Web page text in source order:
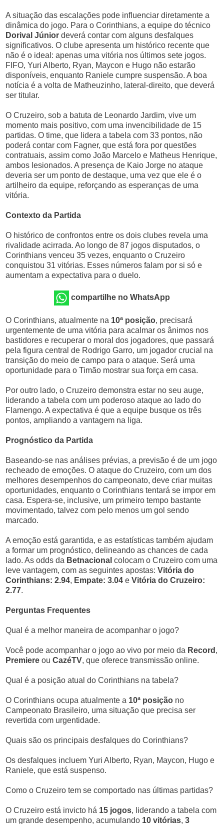
A situação das escalações pode influenciar diretamente a
dinâmica do jogo. Para o Corinthians, a equipe do técnico
Dorival Júnior deverá contar com alguns desfalques
significativos. O clube apresenta um histórico recente que
não é o ideal: apenas uma vitória nos últimos sete jogos.
FIFO, Yuri Alberto, Ryan, Maycon e Hugo não estarão
disponíveis, enquanto Raniele cumpre suspensão. A boa
notícia é a volta de Matheuzinho, lateral-direito, que deverá
ser titular.
O Cruzeiro, sob a batuta de Leonardo Jardim, vive um
momento mais positivo, com uma invencibilidade de 15
partidas. O time, que lidera a tabela com 33 pontos, não
poderá contar com Fagner, que está fora por questões
contratuais, assim como João Marcelo e Matheus Henrique,
ambos lesionados. A presença de Kaio Jorge no ataque
deveria ser um ponto de destaque, uma vez que ele é o
artilheiro da equipe, reforçando as esperanças de uma
vitória.
Contexto da Partida
O histórico de confrontos entre os dois clubes revela uma
rivalidade acirrada. Ao longo de 87 jogos disputados, o
Corinthians venceu 35 vezes, enquanto o Cruzeiro
conquistou 31 vitórias. Esses números falam por si só e
aumentam a expectativa para o duelo.
compartilhe no WhatsApp
O Corinthians, atualmente na 10ª posição, precisará
urgentemente de uma vitória para acalmar os ânimos nos
bastidores e recuperar o moral dos jogadores, que passará
pela figura central de Rodrigo Garro, um jogador crucial na
transição do meio de campo para o ataque. Será uma
oportunidade para o Timão mostrar sua força em casa.
Por outro lado, o Cruzeiro demonstra estar no seu auge,
liderando a tabela com um poderoso ataque ao lado do
Flamengo. A expectativa é que a equipe busque os três
pontos, ampliando a vantagem na liga.
Prognóstico da Partida
Baseando-se nas análises prévias, a previsão é de um jogo
recheado de emoções. O ataque do Cruzeiro, com um dos
melhores desempenhos do campeonato, deve criar muitas
oportunidades, enquanto o Corinthians tentará se impor em
casa. Espera-se, inclusive, um primeiro tempo bastante
movimentado, talvez com pelo menos um gol sendo
marcado.
A emoção está garantida, e as estatísticas também ajudam
a formar um prognóstico, delineando as chances de cada
lado. As odds da Betnacional colocam o Cruzeiro com uma
leve vantagem, com as seguintes apostas:Vitória do
Corinthians: 2.94, Empate: 3.04 eVitória do Cruzeiro:
2.77.
Perguntas Frequentes
Qual é a melhor maneira de acompanhar o jogo?
Você pode acompanhar o jogo ao vivo por meio da Record ,
Premiere ouCazéTV, que oferece transmissão online.
Qual é a posição atual do Corinthians na tabela?
O Corinthians ocupa atualmente a 10ª posição no
Campeonato Brasileiro, uma situação que precisa ser
revertida com urgentidade.
Quais são os principais desfalques do Corinthians?
Os desfalques incluem Yuri Alberto, Ryan, Maycon, Hugo e
Raniele, que está suspenso.
Como o Cruzeiro tem se comportado nas últimas partidas?
O Cruzeiro está invicto há 15 jogos, liderando a tabela com
um grande desempenho, acumulando 10 vitórias,3